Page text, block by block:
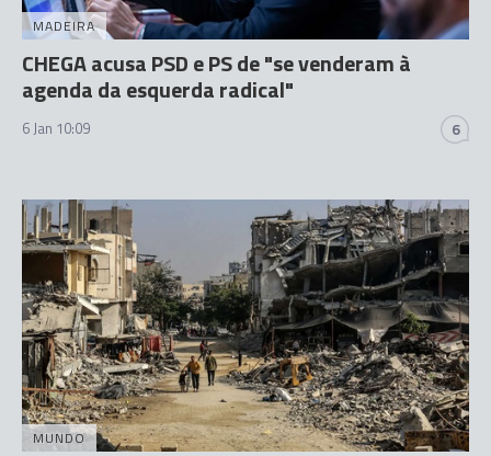
MADEIRA
CHEGA acusa PSD e PS de "se venderam à
agenda da esquerda radical"
6 Jan 10:09 6
MUNDO